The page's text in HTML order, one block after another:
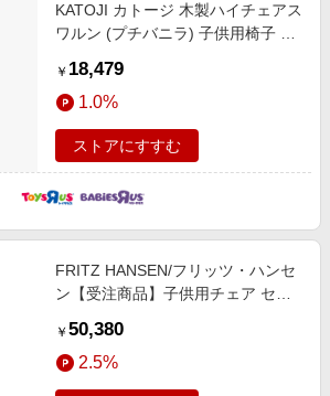
カード分割払い
ンペーン
KATOJI カトージ 木製ハイチェアス
ワルン (プチバニラ) 子供用椅子 室
￥ 18,479
1.0%
ストアにすすむ
FRITZ HANSEN/フリッツ・ハンセ
ン【受注商品】子供用チェア セブ
トブルー 椅子【三越伊勢丹/公式】
￥ 50,380
2.5%